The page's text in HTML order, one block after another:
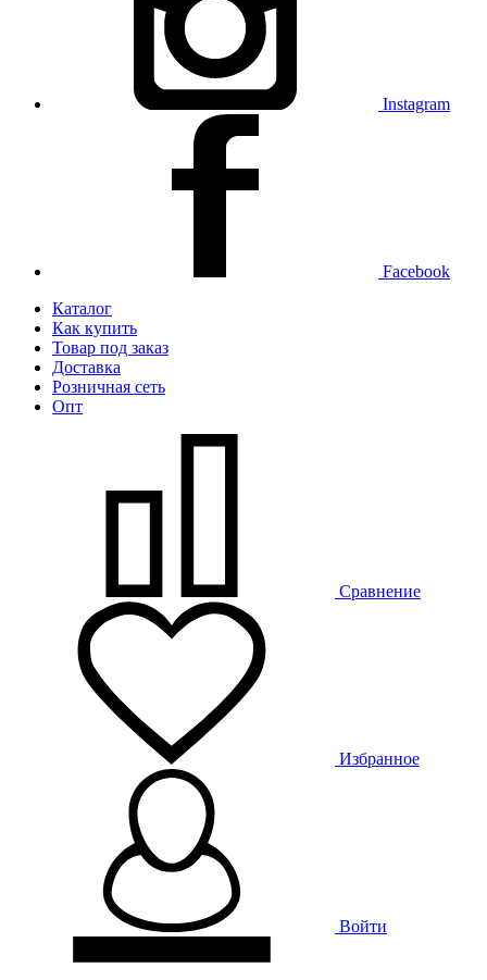
Instagram
Facebook
Каталог
Как купить
Товар под заказ
Доставка
Розничная сеть
Опт
Сравнение
Избранное
Войти